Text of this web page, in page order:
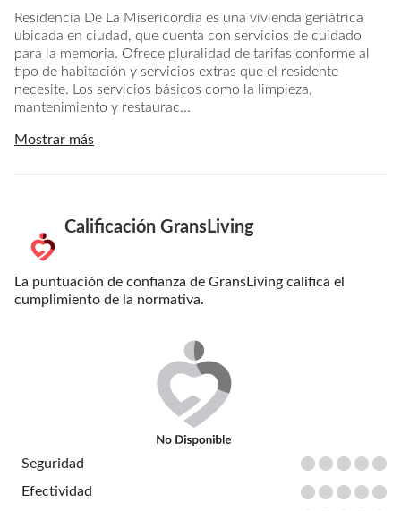
Residencia De La Misericordia es una vivienda geriátrica
ubicada en ciudad, que cuenta con servicios de cuidado
para la memoria. Ofrece pluralidad de tarifas conforme al
tipo de habitación y servicios extras que el residente
necesite. Los servicios básicos como la limpieza,
mantenimiento y restaurac...
Mostrar más
Calificación GransLiving
La puntuación de confianza de GransLiving califica el
cumplimiento de la normativa.
Seguridad
Efectividad